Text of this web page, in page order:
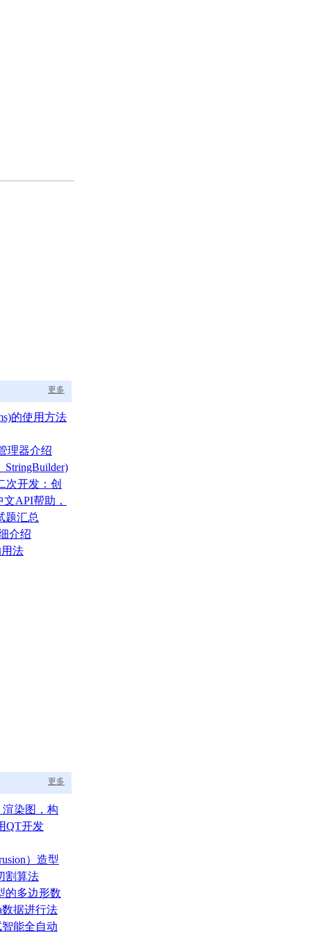
更多
的使用方法
理器介绍
StringBuilder)
次开发：创
API帮助，
福音
题汇总
介绍
法
更多
渲染图，构
调度中枢
QT开发
）造型
割算法
的多边形数
据进行法
能全自动